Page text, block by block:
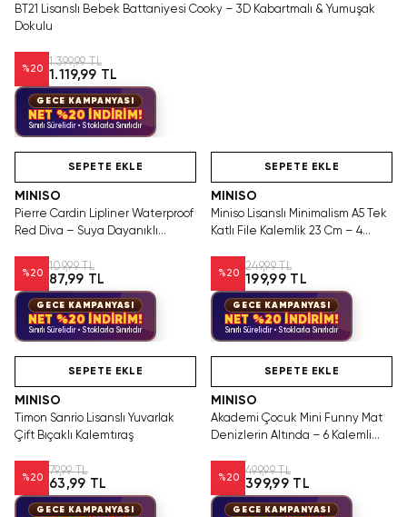
BT21 Lisanslı Bebek Battaniyesi Cooky – 3D Kabartmalı & Yumuşak
Dokulu
%20
1.399,99 TL
1.119,99 TL
GECE KAMPANYASI
NET %20 İNDİRİM!
Sınırlı Sürelidir • Stoklarla Sınırlıdır
Tükenmeden Satın Al
SEPETE EKLE
MINISO
Pierre Cardin Lipliner Waterproof
Red Diva – Suya Dayanıklı
%20
109,99 TL
87,99 TL
GECE KAMPANYASI
NET %20 İNDİRİM!
Sınırlı Sürelidir • Stoklarla Sınırlıdır
SEPETE EKLE
MINISO
Miniso Lisanslı Minimalism A5 Tek
Katlı File Kalemlik 23 Cm – 4
%20
249,99 TL
199,99 TL
GECE KAMPANYASI
NET %20 İNDİRİM!
Sınırlı Sürelidir • Stoklarla Sınırlıdır
SEPETE EKLE
MINISO
Timon Sanrio Lisanslı Yuvarlak
Çift Bıçaklı Kalemtıraş
%20
79,99 TL
63,99 TL
GECE KAMPANYASI
SEPETE EKLE
MINISO
Akademi Çocuk Mini Funny Mat
Denizlerin Altında – 6 Kalemli
%20
499,99 TL
399,99 TL
GECE KAMPANYASI